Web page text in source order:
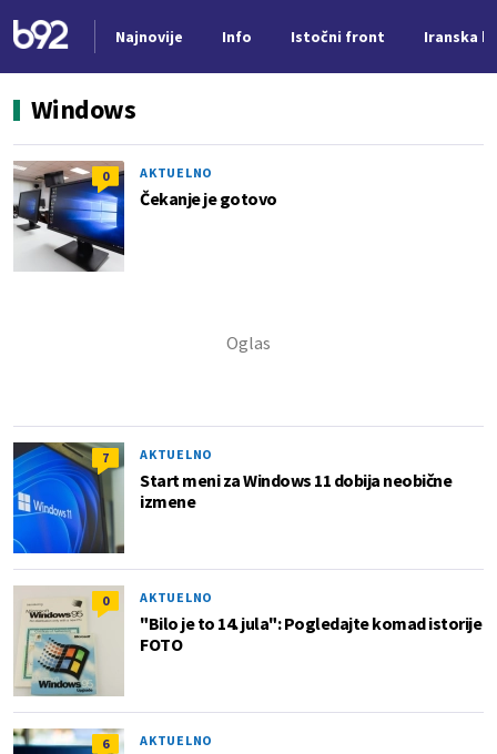
Najnovije Info Istočni front Iranska
Windows
0 AKTUELNO
Čekanje je gotovo
7 AKTUELNO
Start meni za Windows 11 dobija neobične
izmene
0 AKTUELNO
"Bilo je to 14. jula": Pogledajte komad istorije
FOTO
6 AKTUELNO